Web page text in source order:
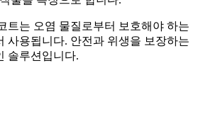
트는 오염 물질로부터 보호해야 하는
사용됩니다. 안전과 위생을 보장하는
솔루션입니다.